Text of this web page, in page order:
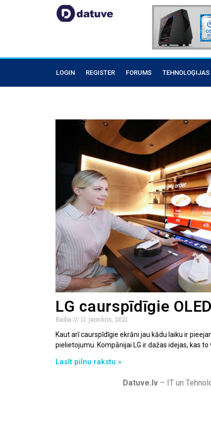
LOGIN REGISTER FORUMS TEHNOLOĢIJAS
LG caurspīdīgie
Baiba
11. janvāris, 2021
Kaut arī caurspīdīgie ekrāni jau kādu laiku ir
pielietojumu. Kompānijai LG ir dažas idejas, kas
Lasīt pilnu rakstu »
Datuve.lv – IT un